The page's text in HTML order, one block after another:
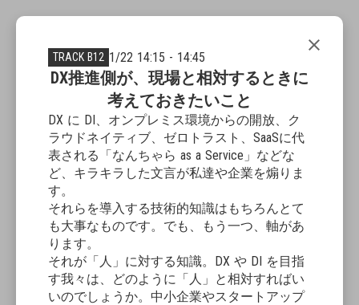
close
TRACK B12 1/22 14:15 - 14:45
DX推進側が、現場と相対するときに
考えておきたいこと
DX に DI、オンプレミス環境からの開放、ク
ラウドネイティブ、ゼロトラスト、SaaSに代
表される「なんちゃら as a Service」などな
ど、キラキラした文言が私達や企業を煽りま
す。
それらを導入する技術的知識はもちろんとて
も大事なものです。でも、もう一つ、軸があ
ります。
それが「人」に対する知識。DX や DI を目指
す我々は、どのように「人」と相対すればい
いのでしょうか。中小企業やスタートアップ